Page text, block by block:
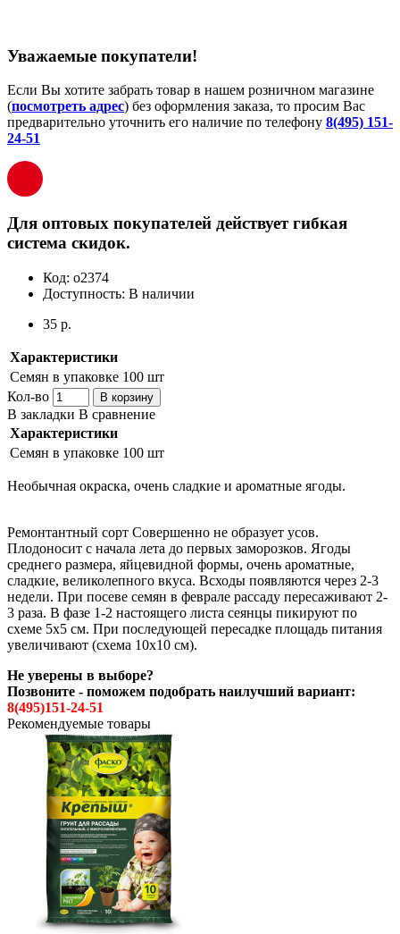
Уважаемые покупатели!
Если Вы хотите забрать товар в нашем розничном магазине
(посмотреть адрес) без оформления заказа, то просим Вас
предварительно уточнить его наличие по телефону 8(495) 151-
24-51
Для оптовых покупателей действует гибкая
система скидок.
Код: о2374
Доступность: В наличии
35 р.
Характеристики
Семян в упаковке 100 шт
Кол-во
В корзину
В закладки В сравнение
Характеристики
Семян в упаковке 100 шт
Необычная окраска, очень сладкие и ароматные ягоды.
Ремонтантный сорт Совершенно не образует усов.
Плодоносит с начала лета до первых заморозков. Ягоды
среднего размера, яйцевидной формы, очень ароматные,
сладкие, великолепного вкуса. Всходы появляются через 2-3
недели. При посеве семян в феврале рассаду пересаживают 2-
3 раза. В фазе 1-2 настоящего листа сеянцы пикируют по
схеме 5х5 см. При последующей пересадке площадь питания
увеличивают (схема 10х10 см).
Не уверены в выборе?
Позвоните - поможем подобрать наилучший вариант:
8(495)151-24-51
Рекомендуемые товары